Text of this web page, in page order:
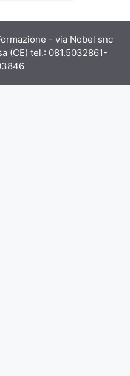
- via Nobel snc
(CE) tel.: 081.5032861-